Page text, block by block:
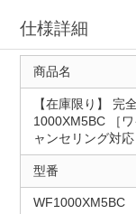
仕様詳細
商品名
【在庫限り】 完
1000XM5BC ［
ャンセリング対
型番
WF1000XM5BC